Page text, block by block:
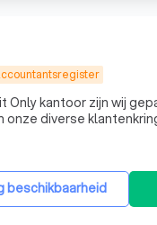
diverse
expertise met een
beschikbaarheid